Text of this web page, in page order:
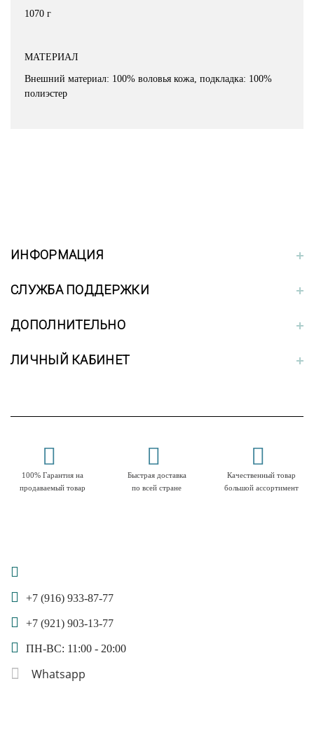
1070 г
МАТЕРИАЛ
Внешний материал: 100% воловья кожа, подкладка: 100%
полиэстер
ИНФОРМАЦИЯ
СЛУЖБА ПОДДЕРЖКИ
ДОПОЛНИТЕЛЬНО
ЛИЧНЫЙ КАБИНЕТ
100% Гарантия на
продаваемый товар
Быстрая доставка
по всей стране
Качественный товар
большой ассортимент
+7 (916) 933-87-77
+7 (921) 903-13-77
ПН-ВС: 11:00 - 20:00
Whatsapp